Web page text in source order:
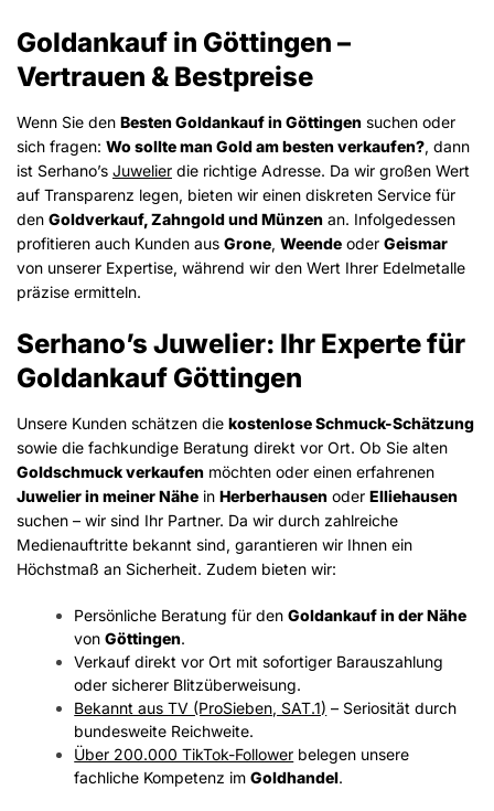
Goldankauf in Göttingen –
Vertrauen & Bestpreise
Wenn Sie den Besten Goldankauf in Göttingen suchen oder
sich fragen: Wo sollte man Gold am besten verkaufen?, dann
ist Serhano’s Juwelier die richtige Adresse. Da wir großen Wert
auf Transparenz legen, bieten wir einen diskreten Service für
den Goldverkauf, Zahngold und Münzen an. Infolgedessen
profitieren auch Kunden aus Grone, Weende oder Geismar
von unserer Expertise, während wir den Wert Ihrer Edelmetalle
präzise ermitteln.
Serhano’s Juwelier: Ihr Experte für
Goldankauf Göttingen
Unsere Kunden schätzen die kostenlose Schmuck-Schätzung
sowie die fachkundige Beratung direkt vor Ort. Ob Sie alten
Goldschmuck verkaufen möchten oder einen erfahrenen
Juwelier in meiner Nähe in Herberhausen oder Elliehausen
suchen – wir sind Ihr Partner. Da wir durch zahlreiche
Medienauftritte bekannt sind, garantieren wir Ihnen ein
Höchstmaß an Sicherheit. Zudem bieten wir:
Persönliche Beratung für denGoldankauf in der Nähe
vonGöttingen.
Verkauf direkt vor Ort mit sofortiger Barauszahlung
oder sicherer Blitzüberweisung.
Bekannt aus TV (ProSieben, SAT.1) – Seriosität durch
bundesweite Reichweite.
Über 200.000 TikTok-Follower belegen unsere
fachliche Kompetenz imGoldhandel.